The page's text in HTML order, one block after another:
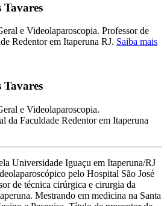
Tavares
e Videolaparoscopia. Professor de
Redentor em Itaperuna RJ. Saiba mais
Tavares
e Videolaparoscopia.
da Faculdade Redentor em Itaperuna
Universidade Iguaçu em Itaperuna/RJ
pelo Hospital São José
de técnica cirúrgica e cirurgia da
Mestrando em medicina na Santa